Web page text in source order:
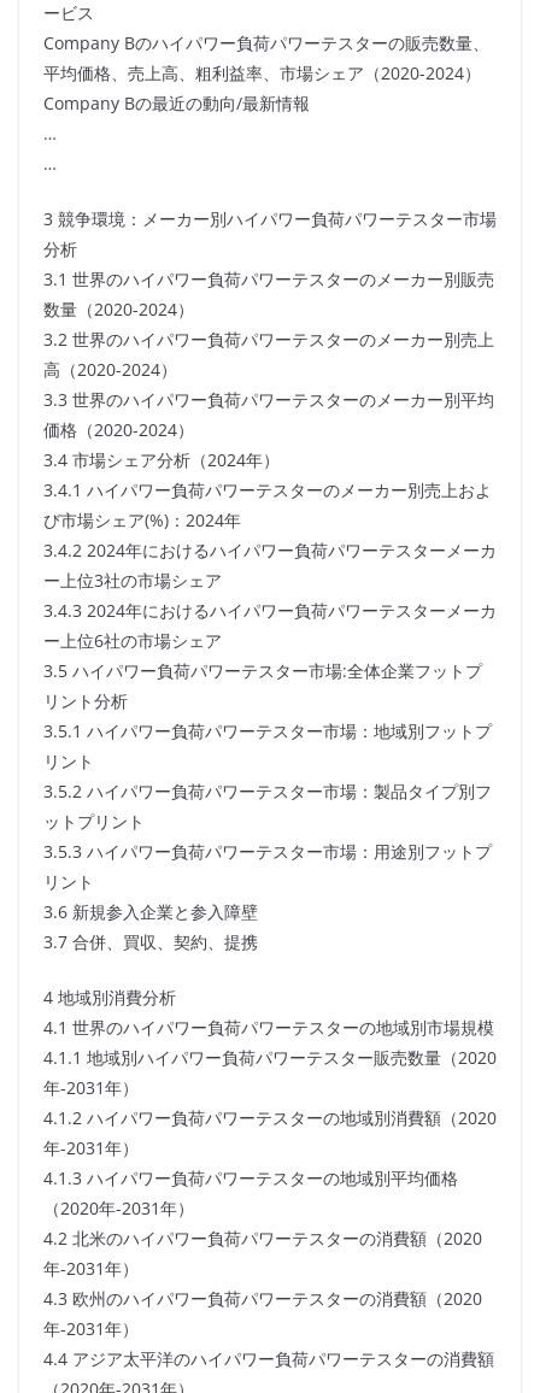
ービス
Company Bのハイパワー負荷パワーテスターの販売数量、
平均価格、売上高、粗利益率、市場シェア（2020-2024）
Company Bの最近の動向/最新情報
…
…
3 競争環境：メーカー別ハイパワー負荷パワーテスター市場
分析
3.1 世界のハイパワー負荷パワーテスターのメーカー別販売
数量（2020-2024）
3.2 世界のハイパワー負荷パワーテスターのメーカー別売上
高（2020-2024）
3.3 世界のハイパワー負荷パワーテスターのメーカー別平均
価格（2020-2024）
3.4 市場シェア分析（2024年）
3.4.1 ハイパワー負荷パワーテスターのメーカー別売上およ
び市場シェア(%)：2024年
3.4.2 2024年におけるハイパワー負荷パワーテスターメーカ
ー上位3社の市場シェア
3.4.3 2024年におけるハイパワー負荷パワーテスターメーカ
ー上位6社の市場シェア
3.5 ハイパワー負荷パワーテスター市場:全体企業フットプ
リント分析
3.5.1 ハイパワー負荷パワーテスター市場：地域別フットプ
リント
3.5.2 ハイパワー負荷パワーテスター市場：製品タイプ別フ
ットプリント
3.5.3 ハイパワー負荷パワーテスター市場：用途別フットプ
リント
3.6 新規参入企業と参入障壁
3.7 合併、買収、契約、提携
4 地域別消費分析
4.1 世界のハイパワー負荷パワーテスターの地域別市場規模
4.1.1 地域別ハイパワー負荷パワーテスター販売数量（2020
年-2031年）
4.1.2 ハイパワー負荷パワーテスターの地域別消費額（2020
年-2031年）
4.1.3 ハイパワー負荷パワーテスターの地域別平均価格
（2020年-2031年）
4.2 北米のハイパワー負荷パワーテスターの消費額（2020
年-2031年）
4.3 欧州のハイパワー負荷パワーテスターの消費額（2020
年-2031年）
4.4 アジア太平洋のハイパワー負荷パワーテスターの消費額